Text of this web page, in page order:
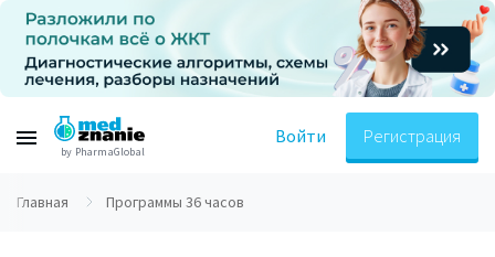
by PharmaGlobal
Войти Регистрация
Главная Программы 36 часов